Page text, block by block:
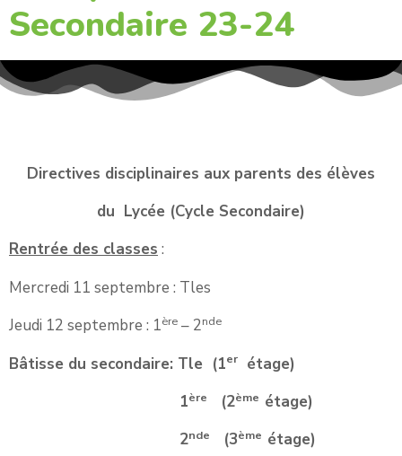
Secondaire 23-24
Directives disciplinaires aux parents des élèves
du Lycée (Cycle Secondaire)
Rentrée des classes :
Mercredi 11 septembre : Tles
Jeudi 12 septembre : 1ère – 2nde
Bâtisse du secondaire: Tle (1er
étage)
1ère (2ème étage)
2nde (3ème étage)